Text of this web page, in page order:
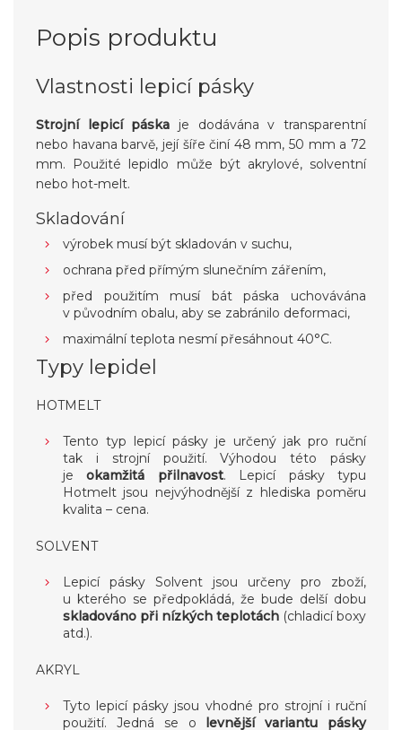
Popis produktu
Vlastnosti lepicí pásky
Strojní lepicí páska je dodávána v transparentní
nebo havana barvě, její šíře činí 48 mm, 50 mm a 72
mm. Použité lepidlo může být akrylové, solventní
nebo hot-melt.
Skladování
výrobek musí být skladován v suchu,
ochrana před přímým slunečním zářením,
před použitím musí bát páska uchovávána
v původním obalu, aby se zabránilo deformaci,
maximální teplota nesmí přesáhnout 40°C.
Typy lepidel
HOTMELT
Tento typ lepicí pásky je určený jak pro ruční
tak i strojní použití. Výhodou této pásky
jeokamžitá přilnavost. Lepicí pásky typu
Hotmelt jsou nejvýhodnější z hlediska poměru
kvalita – cena.
SOLVENT
Lepicí pásky Solvent jsou určeny pro zboží,
u kterého se předpokládá, že bude delší dobu
skladováno při nízkých teplotách (chladicí boxy
atd.).
AKRYL
Tyto lepicí pásky jsou vhodné pro strojní i ruční
použití. Jedná se o levnější variantu pásky